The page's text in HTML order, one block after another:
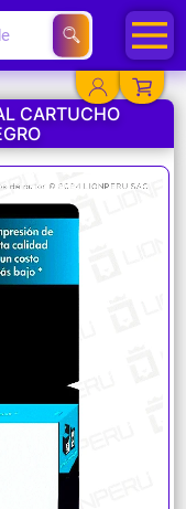
CARTUCHO